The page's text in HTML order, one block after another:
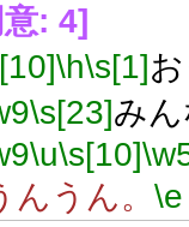
: 4]
\h\s[1]
\s[23]み
\u\s[10]
んうん。 \e